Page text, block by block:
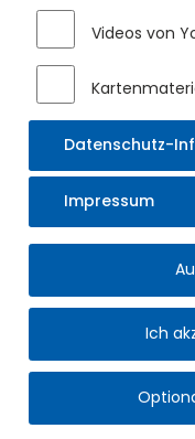
Videos von
Datenschutz-
Impressum
Ich